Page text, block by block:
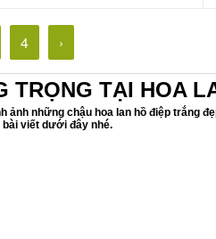
4 ›
TRỌNG TẠI HOA
ảnh những chậu hoa lan hồ điệp trắng
bài viết dưới đây nhé.